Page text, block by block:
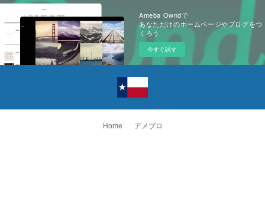
Ameba Owndで
あなただけのホームページやブログをつ
くろう
今すぐ試す
Home アメブロ